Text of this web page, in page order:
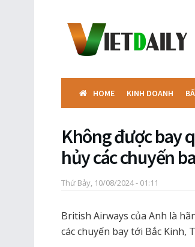
HOME KINH DOANH
Không được bay
hủy các chuyến
Thứ Bảy, 10/08/2024 - 01:11
British Airways của Anh là
các chuyến bay tới Bắc Kinh,